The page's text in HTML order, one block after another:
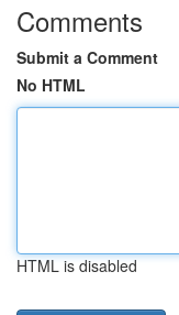
Comments
Submit a Comment
No HTML
HTML is disabled